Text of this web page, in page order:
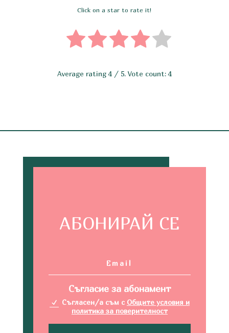
Click on a star to rate it!
Average rating4/ 5. Vote count:4
АБОНИРАЙ СЕ
Съгласие за абонамент
Съгласен/а съм с Общите условия и
политика за поверителност